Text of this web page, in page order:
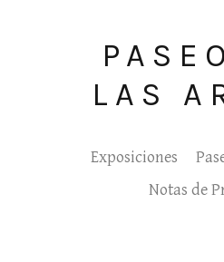
LAS
Exposiciones
Notas de